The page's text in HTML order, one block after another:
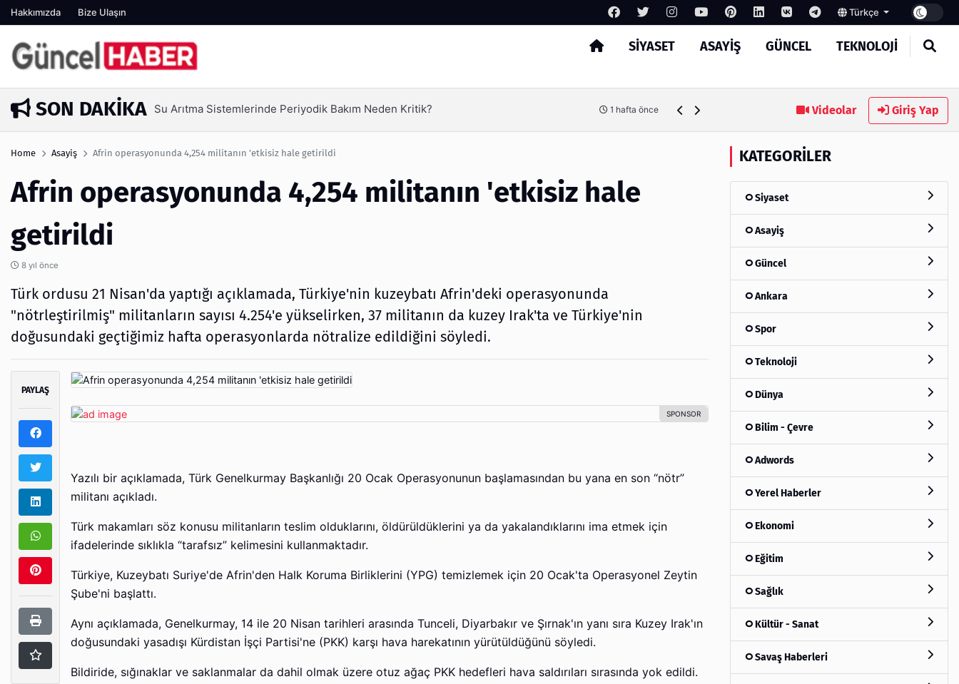
Hakkımızda Bize Ulaşın Türkçe
SIYASET ASAYIŞ GÜNCEL TEKNOLOJI
Arama
SON DAKIKA
4 gün önce Su Arıtma Sistemlerinde Periyodik Bakım Neden Kritik? 1 hafta önce Ambalaj Süreçlerinde Yeni Nesil Verimliliği Olimpack ile
Videolar Giriş Yap
Home Asayiş Afrin operasyonunda 4,254 militanın 'etkisiz hale getirildi
Afrin operasyonunda 4,254 militanın 'etkisiz hale
getirildi
8 yıl önce
Türk ordusu 21 Nisan'da yaptığı açıklamada, Türkiye'nin kuzeybatı Afrin'deki operasyonunda
"nötrleştirilmiş" militanların sayısı 4.254'e yükselirken, 37 militanın da kuzey Irak'ta ve Türkiye'nin
doğusundaki geçtiğimiz hafta operasyonlarda nötralize edildiğini söyledi.
PAYLAŞ
Yazılı bir açıklamada, Türk Genelkurmay Başkanlığı 20 Ocak Operasyonunun başlamasından bu yana en son “nötr”
militanı açıkladı.
Türk makamları söz konusu militanların teslim olduklarını, öldürüldüklerini ya da yakalandıklarını ima etmek için
ifadelerinde sıklıkla “tarafsız” kelimesini kullanmaktadır.
Türkiye, Kuzeybatı Suriye'de Afrin'den Halk Koruma Birliklerini (YPG) temizlemek için 20 Ocak'ta Operasyonel Zeytin
Şube'ni başlattı.
Aynı açıklamada, Genelkurmay, 14 ile 20 Nisan tarihleri ​​arasında Tunceli, Diyarbakır ve Şırnak'ın yanı sıra Kuzey Irak'ın
doğusundaki yasadışı Kürdistan İşçi Partisi'ne (PKK) karşı hava harekatının yürütüldüğünü söyledi.
Bildiride, sığınaklar ve saklanmalar da dahil olmak üzere otuz ağaç PKK hedefleri hava saldırıları sırasında yok edildi.
KATEGORILER
Siyaset
Asayiş
Güncel
Ankara
Spor
Teknoloji
Dünya
Bilim - Çevre
Adwords
Yerel Haberler
Ekonomi
Eğitim
Sağlık
Kültür - Sanat
Savaş Haberleri